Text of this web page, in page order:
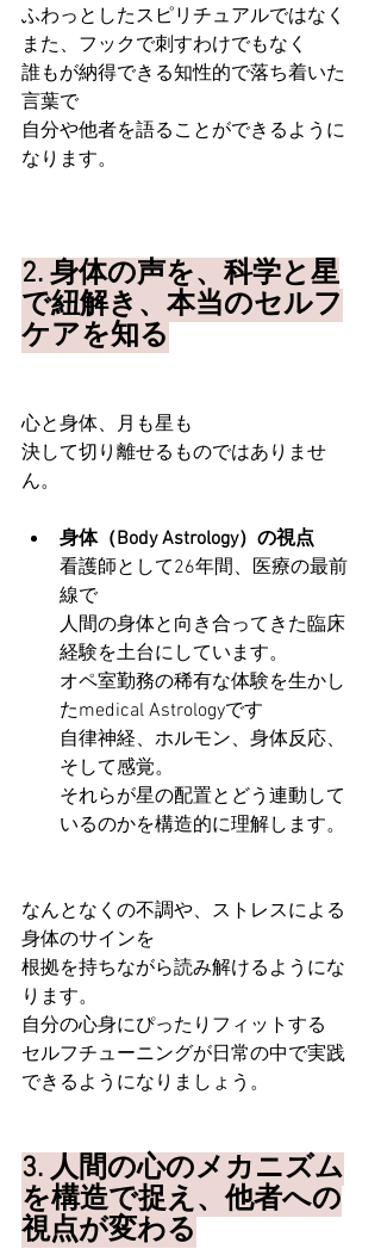
ふわっとしたスピリチュアルではなく
また、フックで刺すわけでもなく
誰もが納得できる知性的で落ち着いた
言葉で
自分や他者を語ることができるように
なります。
2. 身体の声を、科学と星
で紐解き、本当のセルフ
ケアを知る
心と身体、月も星も
決して切り離せるものではありませ
ん。
身体（Body Astrology）の視点
看護師として26年間、医療の最前
線で
人間の身体と向き合ってきた臨床
経験を土台にしています。
オペ室勤務の稀有な体験を生かし
たmedical Astrologyです
自律神経、ホルモン、身体反応、
そして感覚。
それらが星の配置とどう連動して
いるのかを構造的に理解します。
なんとなくの不調や、ストレスによる
身体のサインを
根拠を持ちながら読み解けるようにな
ります。
自分の心身にぴったりフィットする
セルフチューニングが日常の中で実践
できるようになりましょう。
3. 人間の心のメカニズム
を構造で捉え、他者への
視点が変わる